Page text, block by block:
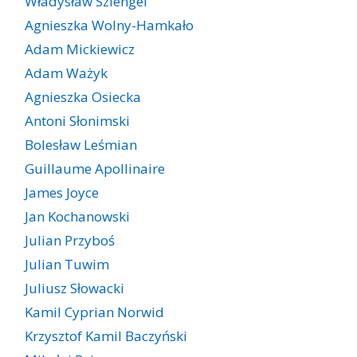
Agnieszka Wolny-Hamkało
Adam Mickiewicz
Adam Ważyk
Agnieszka Osiecka
Antoni Słonimski
Bolesław Leśmian
Guillaume Apollinaire
James Joyce
Jan Kochanowski
Julian Przyboś
Julian Tuwim
Juliusz Słowacki
Kamil Cyprian Norwid
Krzysztof Kamil Baczyński